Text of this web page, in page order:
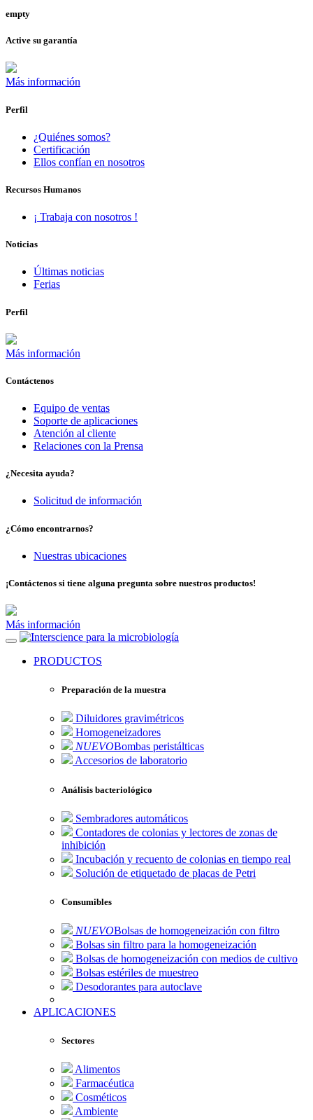
empty
Active su garantía
Más información
Perfil
¿Quiénes somos?
Certificación
Ellos confían en nosotros
Recursos Humanos
¡ Trabaja con nosotros !
Noticias
Últimas noticias
Ferias
Perfil
Más información
Contáctenos
Equipo de ventas
Soporte de aplicaciones
Atención al cliente
Relaciones con la Prensa
¿Necesita ayuda?
Solicitud de información
¿Cómo encontrarnos?
Nuestras ubicaciones
¡Contáctenos si tiene alguna pregunta sobre nuestros productos!
Más información
para la microbiología
PRODUCTOS
Preparación de la muestra
Diluidores gravimétricos
Homogeneizadores
NUEVOBombas peristálticas
Accesorios de laboratorio
Análisis bacteriológico
Sembradores automáticos
Contadores de colonias y lectores de zonas de
inhibición
Incubación y recuento de colonias en tiempo real
Solución de etiquetado de placas de Petri
Consumibles
NUEVOBolsas de homogeneización con filtro
Bolsas sin filtro para la homogeneización
Bolsas de homogeneización con medios de cultivo
Bolsas estériles de muestreo
Desodorantes para autoclave
APLICACIONES
Sectores
Alimentos
Farmacéutica
Cosméticos
Ambiente